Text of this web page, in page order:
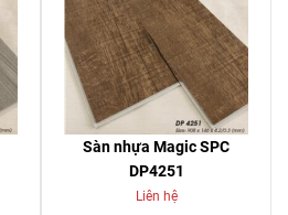
Sàn nhựa Magic SPC
DP4251
Liên hệ